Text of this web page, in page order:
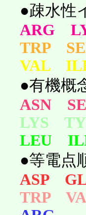
●疎水性
ARG
TRP
VAL
●有機概
ASN
LYS
LEU
●等電点
ASP
TRP